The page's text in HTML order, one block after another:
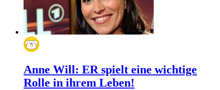
Anne Will: ER spielt eine wichtige
Rolle in ihrem Leben!